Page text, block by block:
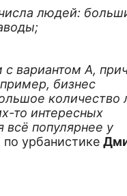
людей:
с вариантом А,
бизнес
то интересных
всё популярнее у
по урбанистике